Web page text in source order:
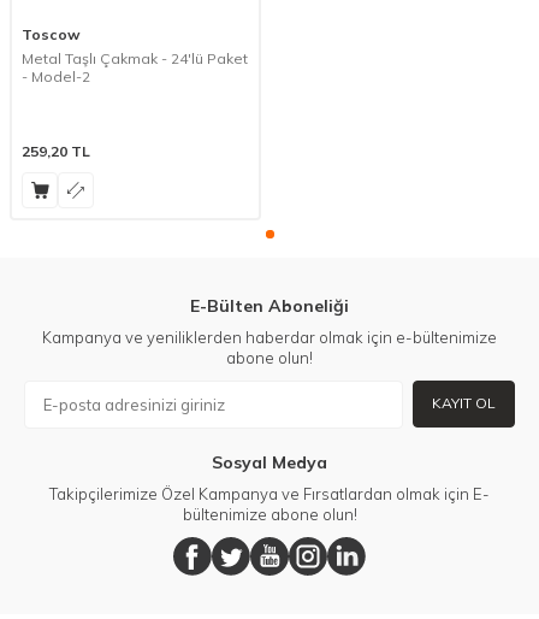
Toscow
Metal Taşlı Çakmak - 24'lü Paket
- Model-2
259,20 TL
E-Bülten Aboneliği
Kampanya ve yeniliklerden haberdar olmak için e-bültenimize
abone olun!
KAYIT OL
Sosyal Medya
Takipçilerimize Özel Kampanya ve Fırsatlardan olmak için E-
bültenimize abone olun!